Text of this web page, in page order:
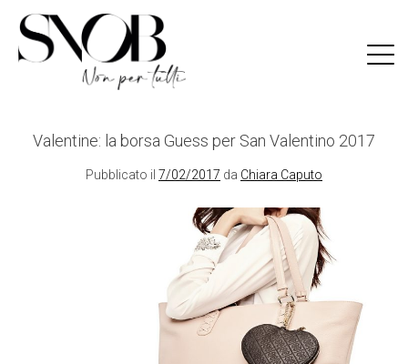
content
Valentine: la borsa Guess per San Valentino 2017
Pubblicato il 7/02/2017 da Chiara Caputo